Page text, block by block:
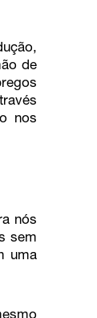
de
nos
nós
sem
uma